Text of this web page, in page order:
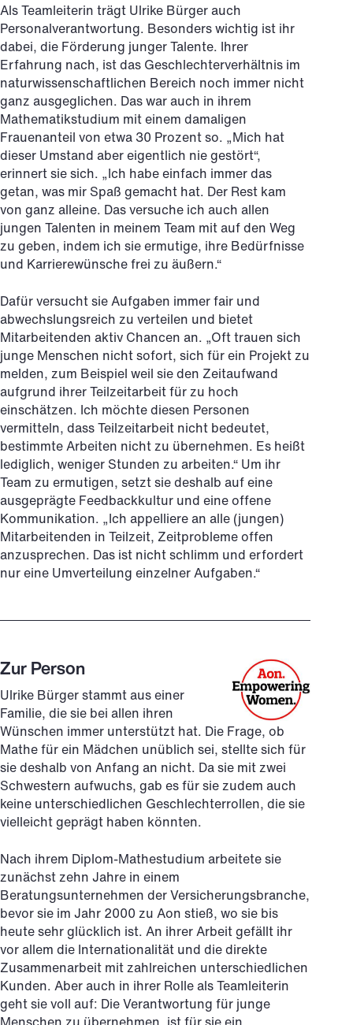
Als Teamleiterin trägt Ulrike Bürger auch
Personalverantwortung. Besonders wichtig ist ihr
dabei, die Förderung junger Talente. Ihrer
Erfahrung nach, ist das Geschlechterverhältnis im
naturwissenschaftlichen Bereich noch immer nicht
ganz ausgeglichen. Das war auch in ihrem
Mathematikstudium mit einem damaligen
Frauenanteil von etwa 30 Prozent so. „Mich hat
dieser Umstand aber eigentlich nie gestört“,
erinnert sie sich. „Ich habe einfach immer das
getan, was mir Spaß gemacht hat. Der Rest kam
von ganz alleine. Das versuche ich auch allen
jungen Talenten in meinem Team mit auf den Weg
zu geben, indem ich sie ermutige, ihre Bedürfnisse
und Karrierewünsche frei zu äußern.“
Dafür versucht sie Aufgaben immer fair und
abwechslungsreich zu verteilen und bietet
Mitarbeitenden aktiv Chancen an. „Oft trauen sich
junge Menschen nicht sofort, sich für ein Projekt zu
melden, zum Beispiel weil sie den Zeitaufwand
aufgrund ihrer Teilzeitarbeit für zu hoch
einschätzen. Ich möchte diesen Personen
vermitteln, dass Teilzeitarbeit nicht bedeutet,
bestimmte Arbeiten nicht zu übernehmen. Es heißt
lediglich, weniger Stunden zu arbeiten.“ Um ihr
Team zu ermutigen, setzt sie deshalb auf eine
ausgeprägte Feedbackkultur und eine offene
Kommunikation. „Ich appelliere an alle (jungen)
Mitarbeitenden in Teilzeit, Zeitprobleme offen
anzusprechen. Das ist nicht schlimm und erfordert
nur eine Umverteilung einzelner Aufgaben.“
Zur Person
Ulrike Bürger stammt aus einer
Familie, die sie bei allen ihren
Wünschen immer unterstützt hat. Die Frage, ob
Mathe für ein Mädchen unüblich sei, stellte sich für
sie deshalb von Anfang an nicht. Da sie mit zwei
Schwestern aufwuchs, gab es für sie zudem auch
keine unterschiedlichen Geschlechterrollen, die sie
vielleicht geprägt haben könnten.
Nach ihrem Diplom-Mathestudium arbeitete sie
zunächst zehn Jahre in einem
Beratungsunternehmen der Versicherungsbranche,
bevor sie im Jahr 2000 zu Aon stieß, wo sie bis
heute sehr glücklich ist. An ihrer Arbeit gefällt ihr
vor allem die Internationalität und die direkte
Zusammenarbeit mit zahlreichen unterschiedlichen
Kunden. Aber auch in ihrer Rolle als Teamleiterin
geht sie voll auf: Die Verantwortung für junge